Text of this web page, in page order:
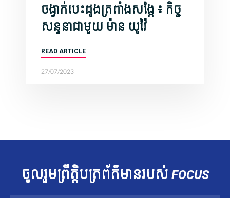
ចង្វាក់បេះដូងត្រពាំងសង្កែ ៖ កិច្ច
សន្ទនាជាមួយ ​ម៉ាន យូវ៉ៃ
READ ARTICLE
27/07/2023
ចូលរួម​ព្រឹត្តិបត្រ​ព័ត៌មាន​របស់​FOCUS